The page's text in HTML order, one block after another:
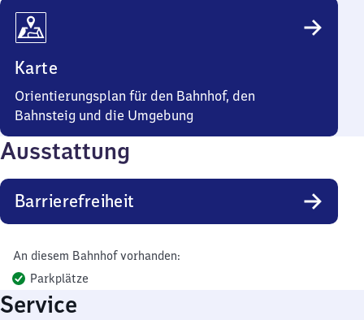
Karte
Orientierungsplan für den Bahnhof, den
Bahnsteig und die Umgebung
Ausstattung
Barrierefreiheit
An diesem Bahnhof vorhanden:
Parkplätze
Service